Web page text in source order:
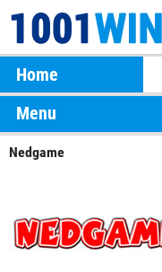
Home
Menu
Nedgame